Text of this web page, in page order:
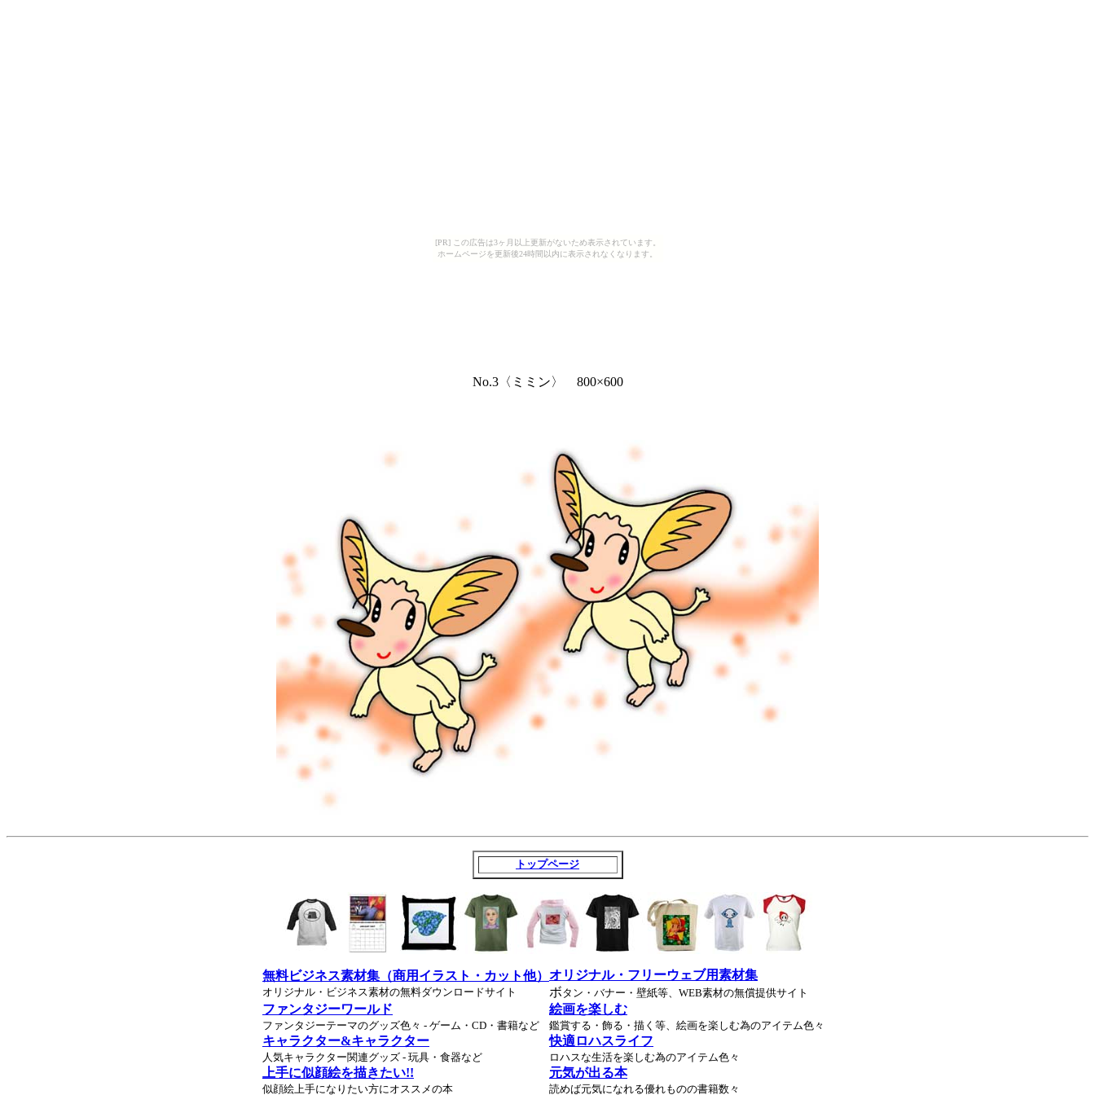
[PR] この広告は3ヶ月以上更新がないため表示されています。
ホームページを更新後24時間以内に表示されなくなります。
No.3〈ミミン〉 800×600
トップページ
無料ビジネス素材集（商用イラスト・カット他）
オリジナル・ビジネス素材の無料ダウンロードサイト
オリジナル・フリーウェブ用素材集
ボタン・バナー・壁紙等、WEB素材の無償提供サイト
ファンタジーワールド
ファンタジーテーマのグッズ色々 - ゲーム・CD・書籍など
絵画を楽しむ
鑑賞する・飾る・描く等、絵画を楽しむ為のアイテム色々
キャラクター&キャラクター
人気キャラクター関連グッズ - 玩具・食器など
快適ロハスライフ
ロハスな生活を楽しむ為のアイテム色々
上手に似顔絵を描きたい!!
似顔絵上手になりたい方にオススメの本
元気が出る本
読めば元気になれる優れものの書籍数々